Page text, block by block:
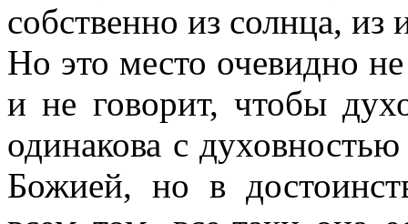
собственно из солнца, из
Но это место очевидно
и не говорит, чтобы
одинакова с
Божией, но в